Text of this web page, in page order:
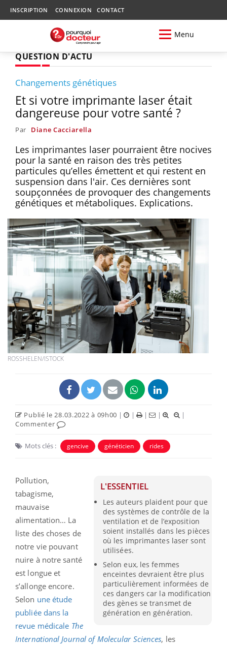
INSCRIPTION CONNEXION CONTACT
Menu
QUESTION D'ACTU
Changements génétiques
Et si votre imprimante laser était
dangereuse pour votre santé ?
Par Diane Cacciarella
Les imprimantes laser pourraient être nocives
pour la santé en raison des très petites
particules qu’elles émettent et qui restent en
suspension dans l'air. Ces dernières sont
soupçonnées de provoquer des changements
génétiques et métaboliques. Explications.
ROSSHELEN/ISTOCK
Publié le 28.03.2022 à 09h00 | | | |
|
Commenter
Mots clés : gencive généticien rides
L'ESSENTIEL
Les auteurs plaident pour que
des systèmes de contrôle de la
ventilation et de l’exposition
soient installés dans les pièces
où les imprimantes laser sont
utilisées.
Selon eux, les femmes
enceintes devraient être plus
particulièrement informées de
ces dangers car la modification
des gènes se transmet de
génération en génération.
Pollution,
tabagisme,
mauvaise
alimentation… La
liste des choses de
notre vie pouvant
nuire à notre santé
est longue et
s’allonge encore.
Selon une étude
publiée dans la
revue médicale The
International Journal of Molecular Sciences, les